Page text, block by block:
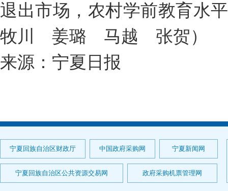
退出市场，农村学前教育水
牧川 姜璐 马越 张贺）
来源：宁夏日报
宁夏回族自治区财政厅 中国政府采购网 宁夏新闻网
宁夏回族自治区公共资源交易网 政府采购机票管理网